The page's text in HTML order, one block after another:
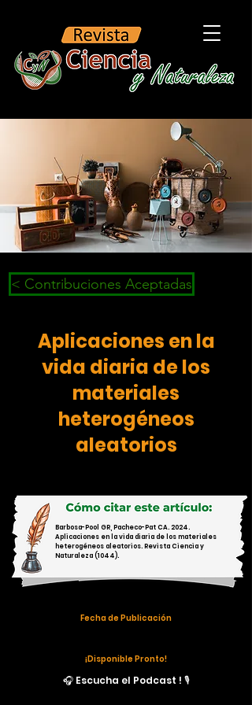
< Contribuciones Aceptadas
Aplicaciones en la
vida diaria de los
materiales
heterogéneos
aleatorios
Barbosa-Pool GR, Pacheco-Pat CA. 2024.
Aplicaciones en la vida diaria de los materiales
heterogéneos aleatorios. Revista Ciencia y
Naturaleza (1044).
Fecha de Publicación
¡Disponible Pronto!
🎧 Escucha el Podcast ! 🎙️